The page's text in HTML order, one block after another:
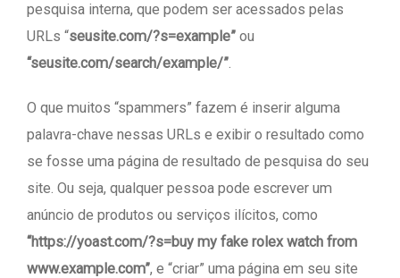
pesquisa interna, que podem ser acessados pelas
URLs “seusite.com/?s=example” ou
“seusite.com/search/example/”.
O que muitos “spammers” fazem é inserir alguma
palavra-chave nessas URLs e exibir o resultado como
se fosse uma página de resultado de pesquisa do seu
site. Ou seja, qualquer pessoa pode escrever um
anúncio de produtos ou serviços ilícitos, como
“https://yoast.com/?s=buy my fake rolex watch from
www.example.com”, e “criar” uma página em seu site